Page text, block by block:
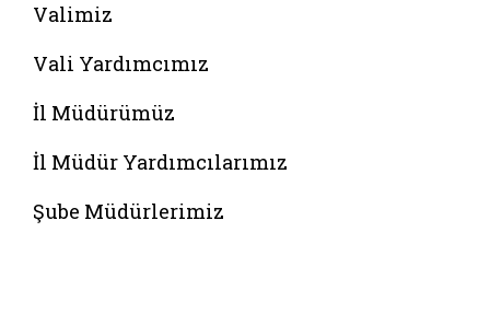
Valimiz
Vali Yardımcımız
İl Müdürümüz
İl Müdür Yardımcılarımız
Şube Müdürlerimiz